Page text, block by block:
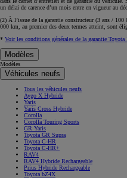
(1) Réalisation de l’entretien de votre Toyota dans le
dans le carnet d’entretien et de garantie du
un délai de carence d’un mois
entre en vigueur au
(2) À l’issue de la garantie constructeur (3 ans /
000 km, au premier des deux termes atteint, sont
*Voir les conditions générales de la garantie Toyota
Modèles
Modèles
Tous les véhicules neufs
Aygo X Hybride
Yaris
Yaris Cross Hybride
Corolla
Corolla Touring Sports
GR Yaris
Toyota GR Supra
Toyota C-HR
Toyota C-HR+
RAV4
RAV4 Hybride Rechargeable